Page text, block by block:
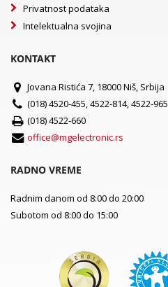
Privatnost podataka
Intelektualna svojina
KONTAKT
Jovana Ristića 7, 18000 Niš, Srbija
(018) 4520-455, 4522-814, 4522-965
(018) 4522-660
office@mgelectronic.rs
RADNO VREME
Radnim danom od 8:00 do 20:00
Subotom od 8:00 do 15:00